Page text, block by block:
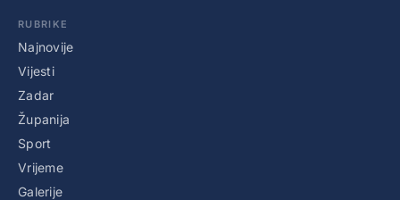
RUBRIKE
Najnovije
Vijesti
Zadar
Županija
Sport
Vrijeme
Galerije